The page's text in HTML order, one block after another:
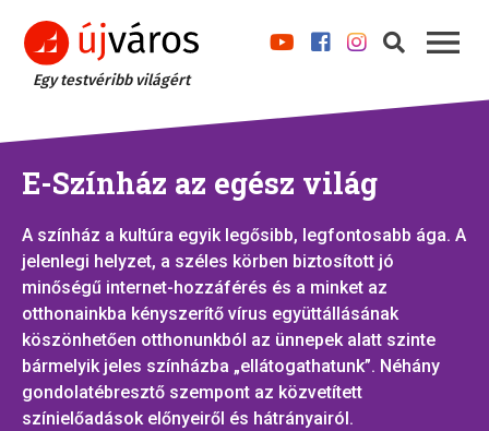
Egy testvéribb világért
E-Színház az egész világ
A színház a kultúra egyik legősibb, legfontosabb ága. A
jelenlegi helyzet, a széles körben biztosított jó
minőségű internet-hozzáférés és a minket az
otthonainkba kényszerítő vírus együttállásának
köszönhetően otthonunkból az ünnepek alatt szinte
bármelyik jeles színházba „ellátogathatunk”. Néhány
gondolatébresztő szempont az közvetített
színielőadások előnyeiről és hátrányairól.